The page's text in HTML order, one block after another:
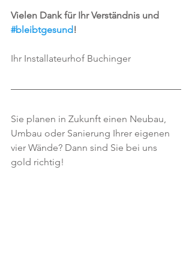
Vielen Dank für Ihr Verständnis und
#bleibtgesund!
Ihr Installateurhof Buchinger
Sie planen in Zukunft einen Neubau,
Umbau oder Sanierung Ihrer eigenen
vier Wände? Dann sind Sie bei uns
gold richtig!